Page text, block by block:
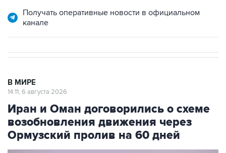
Получать оперативные новости в официальном
канале
В МИРЕ
14:11, 6 августа 2026
Иран и Оман договорились о схеме
возобновления движения через
Ормузский пролив на 60 дней